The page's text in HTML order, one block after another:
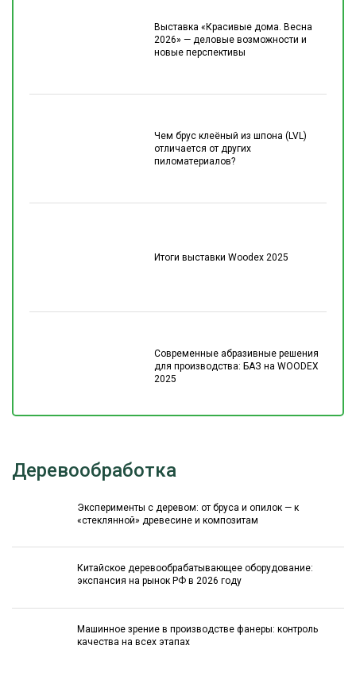
Выставка «Красивые дома. Весна
2026» — деловые возможности и
новые перспективы
Чем брус клеёный из шпона (LVL)
отличается от других
пиломатериалов?
Итоги выставки Woodex 2025
Современные абразивные решения
для производства: БАЗ на WOODEX
2025
Деревообработка
Эксперименты с деревом: от бруса и опилок — к
«стеклянной» древесине и композитам
Китайское деревообрабатывающее оборудование:
экспансия на рынок РФ в 2026 году
Машинное зрение в производстве фанеры: контроль
качества на всех этапах